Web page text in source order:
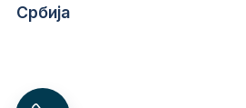
Србија